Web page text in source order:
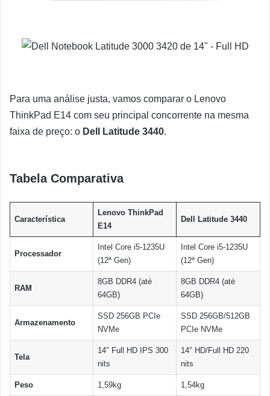
Para uma análise justa, vamos comparar o Lenovo
ThinkPad E14 com seu principal concorrente na mesma
faixa de preço: o Dell Latitude 3440.
Tabela Comparativa
Característica
Lenovo ThinkPad
E14
Dell Latitude 3440
Processador
Intel Core i5-1235U
(12ª Gen)
Intel Core i5-1235U
(12ª Gen)
RAM
8GB DDR4 (até
64GB)
8GB DDR4 (até
64GB)
Armazenamento
SSD 256GB PCIe
NVMe
SSD 256GB/512GB
PCIe NVMe
Tela
14″ Full HD IPS 300
nits
14″ HD/Full HD 220
nits
Peso 1,59kg 1,54kg